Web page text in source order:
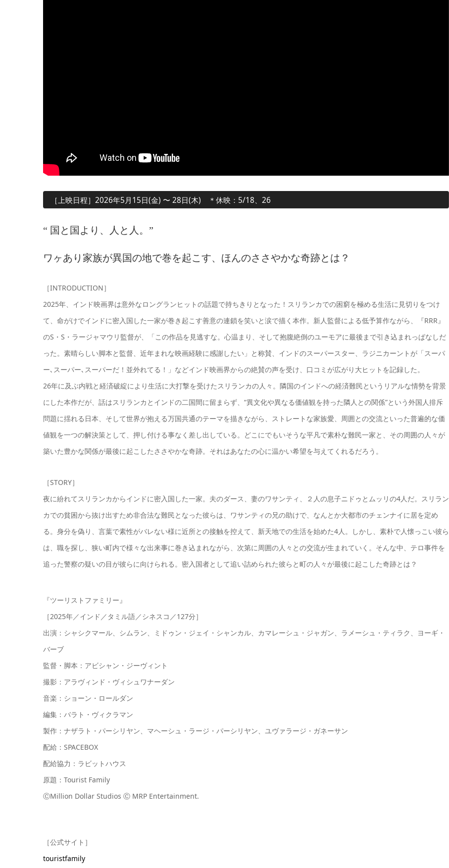
［上映日程］2026年5月15日(金) 〜 28日(木) ＊休映：5/18、26
“ 国と国より、人と人。”
ワヶあり家族が異国の地で巻を起こす、ほんのささやかな奇跡とは？
［INTRODUCTION］
2025年、インド映画界は意外なロングランヒットの話題で持ちきりとなった！スリランカでの困窮を極める生活に見切りをつけ
て、命がけでインドに密入国した一家が巻き起こす善意の連鎖を笑いと涙で描く本作。新人監督による低予算作ながら、『RRR』
のS・S・ラージャマウリ監督が、「この作品を見逃すな。心温まり、そして抱腹絶倒のユーモアに最後まで引き込まれっぱなしだ
った。素晴らしい脚本と監督、近年まれな映画経験に感謝したい」と称賛、インドのスーパースター、ラジニカーントが「スーパ
ー､スーパー､スーパーだ！並外れてる！」などインド映画界からの絶賛の声を受け、口コミが広がり大ヒットを記録した。
26年に及ぶ内戦と経済破綻により生活に大打撃を受けたスリランカの人々。隣国のインドへの経済難民というリアルな情勢を背景
にした本作だが、話はスリランカとインドの二国間に留まらず、“異文化や異なる価値観を持った隣人との関係”という外国人排斥
問題に揺れる日本、そして世界が抱える万国共通のテーマを描きながら、ストレートな家族愛、周囲との交流といった普遍的な価
値観を一つの解決策として、押し付ける事なく差し出している。どこにでもいそうな平凡で素朴な難民一家と、その周囲の人々が
築いた豊かな関係が最後に起こしたささやかな奇跡。それはあなたの心に温かい希望を与えてくれるだろう。
［STORY］
夜に紛れてスリランカからインドに密入国した一家。夫のダース、妻のワサンティ、２人の息子ニドゥとムッリの4人だ。スリラン
カでの貧困から抜け出すため非合法な難民となった彼らは、ワサンティの兄の助けで、なんとか大都市のチェンナイに居を定め
る。身分を偽り、言葉で素性がバレない様に近所との接触を控えて、新天地での生活を始めた4人。しかし、素朴で人懐っこい彼ら
は、職を探し、狭い町内で様々な出来事に巻き込まれながら、次第に周囲の人々との交流が生まれていく。そんな中、テロ事件を
追った警察の疑いの目が彼らに向けられる。密入国者として追い詰められた彼らと町の人々が最後に起こした奇跡とは？
『ツーリストファミリー』
［2025年／インド／タミル語／シネスコ／127分］
出演：シャシクマール、シムラン、ミドゥン・ジェイ・シャンカル、カマレーシュ・ジャガン、ラメーシュ・ティラク、ヨーギ・
バーブ
監督・脚本：アビシャン・ジーヴィント
撮影：アラヴィンド・ヴィシュワナーダン
音楽：ショーン・ロールダン
編集：バラト・ヴィクラマン
製作：ナザラト・パーシリヤン、マヘーシュ・ラージ・パーシリヤン、ユヴァラージ・ガネーサン
配給：SPACEBOX
配給協力：ラビットハウス
原題：Tourist Family
ⒸMillion Dollar Studios Ⓒ MRP Entertainment.
［公式サイト］
touristfamily